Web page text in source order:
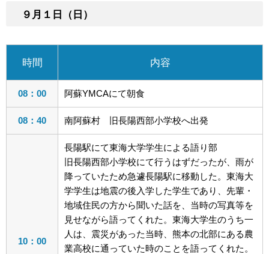
９月１日（日）
時間 内容
08：00 阿蘇YMCAにて朝食
08：40 南阿蘇村 旧長陽西部小学校へ出発
10：00
長陽駅にて東海大学学生による語り部
旧長陽西部小学校にて行うはずだったが、雨が
降っていたため急遽長陽駅に移動した。東海大
学学生は地震の後入学した学生であり、先輩・
地域住民の方から聞いた話を、当時の写真等を
見せながら語ってくれた。東海大学生のうち一
人は、震災があった当時、熊本の北部にある農
業高校に通っていた時のことを語ってくれた。